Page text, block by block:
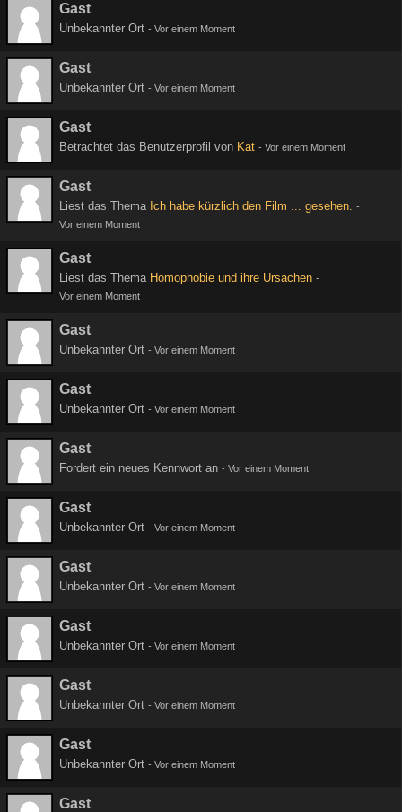
Gast
Unbekannter Ort - Vor einem Moment
Gast
Unbekannter Ort - Vor einem Moment
Gast
Betrachtet das Benutzerprofil von Kat - Vor einem Moment
Gast
Liest das Thema Ich habe kürzlich den Film ... gesehen. -
Vor einem Moment
Gast
Liest das Thema Homophobie und ihre Ursachen -
Vor einem Moment
Gast
Unbekannter Ort - Vor einem Moment
Gast
Unbekannter Ort - Vor einem Moment
Gast
Fordert ein neues Kennwort an - Vor einem Moment
Gast
Unbekannter Ort - Vor einem Moment
Gast
Unbekannter Ort - Vor einem Moment
Gast
Unbekannter Ort - Vor einem Moment
Gast
Unbekannter Ort - Vor einem Moment
Gast
Unbekannter Ort - Vor einem Moment
Gast